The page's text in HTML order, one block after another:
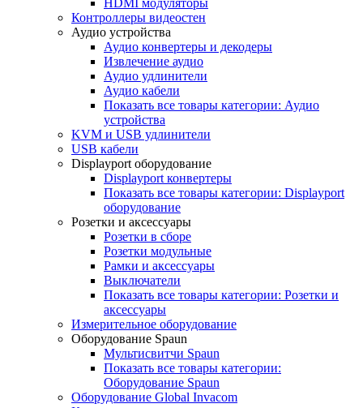
Контроллеры видеостен
Аудио устройства
Аудио конвертеры и декодеры
Извлечение аудио
Аудио удлинители
Аудио кабели
Показать все товары категории: Аудио
устройства
KVM и USB удлинители
USB кабели
Displayport оборудование
Displayport конвертеры
Показать все товары категории: Displayport
оборудование
Розетки и аксессуары
Розетки в сборе
Розетки модульные
Рамки и аксессуары
Выключатели
Показать все товары категории: Розетки и
аксессуары
Измерительное оборудование
Оборудование Spaun
Мультисвитчи Spaun
Показать все товары категории:
Оборудование Spaun
Оборудование Global Invacom